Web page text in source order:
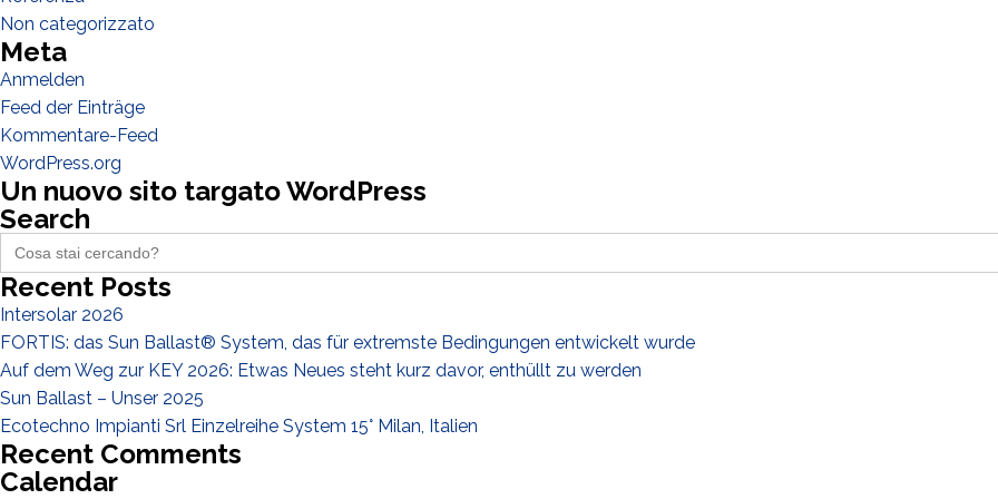
Non categorizzato
Meta
Anmelden
Feed der Einträge
Kommentare-Feed
WordPress.org
Un nuovo sito targato WordPress
Search
Search
for:
Recent Posts
Intersolar 2026
FORTIS: das Sun Ballast® System, das für extremste Bedingungen entwickelt wurde
Auf dem Weg zur KEY 2026: Etwas Neues steht kurz davor, enthüllt zu werden
Sun Ballast – Unser 2025
Ecotechno Impianti Srl Einzelreihe System 15° Milan, Italien
Recent Comments
Calendar